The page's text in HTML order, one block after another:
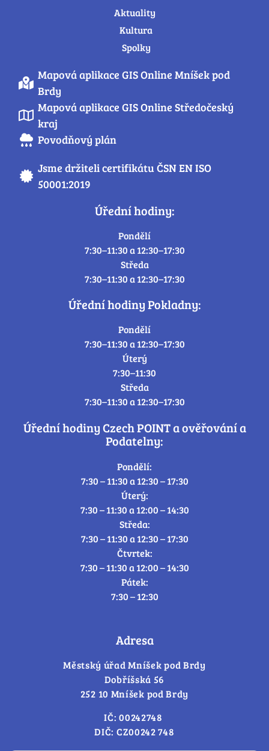
Aktuality
Kultura
Spolky
Mapová aplikace GIS Online Mníšek pod
Brdy
Mapová aplikace GIS Online Středočeský
kraj
Povodňový plán
Jsme držiteli certifikátu ČSN EN ISO
50001:2019
Úřední hodiny:
Pondělí
7:30–11:30 a 12:30–17:30
Středa
7:30–11:30 a 12:30–17:30
Úřední hodiny Pokladny:
Pondělí
7:30–11:30 a 12:30–17:30
Úterý
7:30–11:30
Středa
7:30–11:30 a 12:30–17:30
Úřední hodiny Czech POINT a ověřování a
Podatelny:
Pondělí:
7:30 – 11:30 a 12:30 – 17:30
Úterý:
7:30 – 11:30 a 12:00 – 14:30
Středa:
7:30 – 11:30 a 12:30 – 17:30
Čtvrtek:
7:30 – 11:30 a 12:00 – 14:30
Pátek:
7:30 – 12:30
Adresa
Městský úřad Mníšek pod Brdy
Dobříšská 56
252 10 Mníšek pod Brdy
IČ: 00242748
DIČ: CZ00242 748